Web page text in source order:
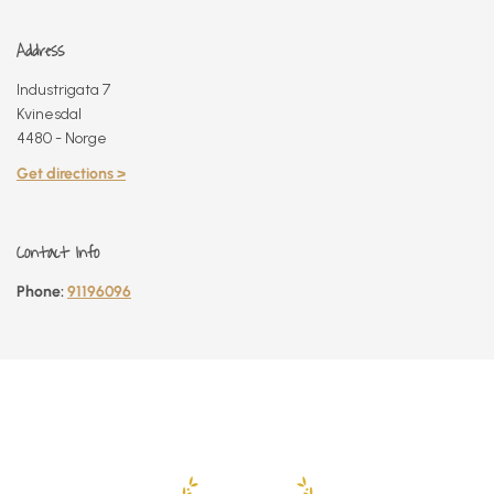
Address
Industrigata 7
Kvinesdal
4480 - Norge
Get directions >
Contact Info
Phone:91196096